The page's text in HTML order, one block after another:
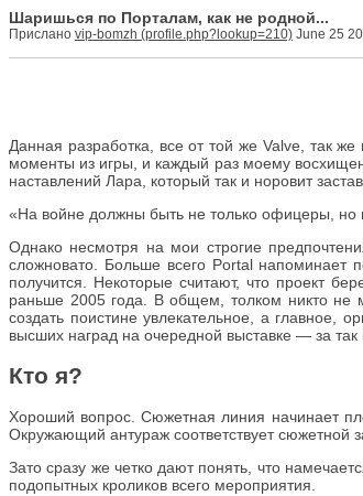
Шаришься по Порталам, как не родной...
Прислано vip-bomzh June 25
Данная разработка, все от той же Valve, так
моменты из игры, и каждый раз моему
наставлений Лара, который так и норовит
«На войне должны быть не только офицеры, но
Однако несмотря на мои строгие
сложновато. Больше всего Portal напоминает
получится. Некоторые считают, что проект
раньше 2005 года. В общем, толком никто не
создать поистине увлекательное, а главное,
высших наград на очередной выставке — за
Кто я?
Хороший вопрос. Сюжетная линия начинает
Окружающий антураж соответствует сюжетной
Зато сразу же четко дают понять, что
подопытных кроликов всего мероприятия.